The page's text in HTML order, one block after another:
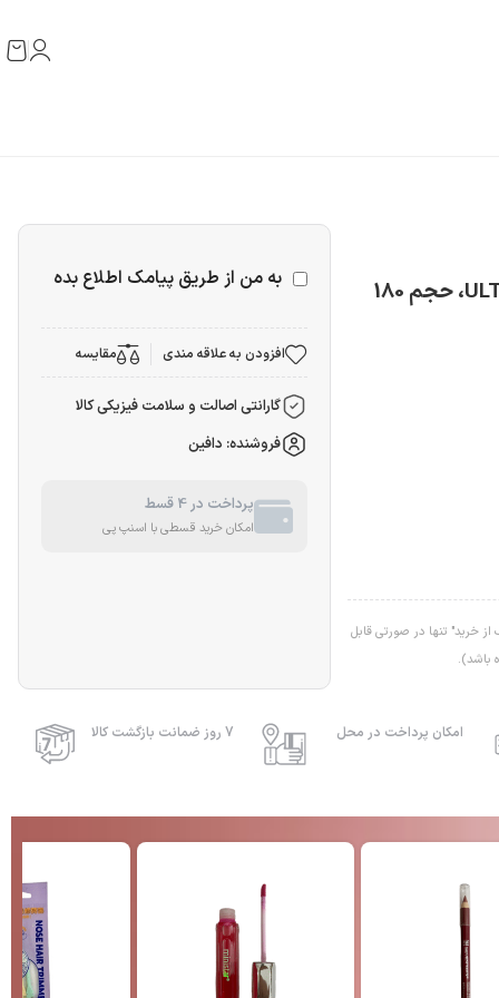
اسپری ضدآفتاب بی‌رنگ استیلن SPF50 مدل ULTRA، حجم 180
خرید" تنها در صورتی قابل
باشد).
به من از طریق پیامک اطلاع بده
افزودن به علاقه مندی مقایسه
گارانتی اصالت و سلامت فیزیکی کالا
فروشنده: دافین
پرداخت در 4 قسط
امکان خرید قسطی با اسنپ پی
امکان پرداخت در محل 7 روز ضمانت بازگشت کالا